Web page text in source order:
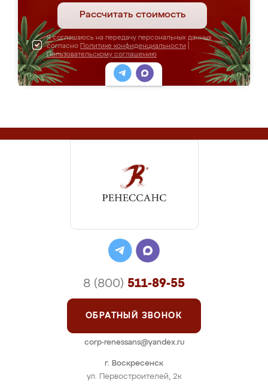
Рассчитать стоимость
Я соглашаюсь на передачу персональных данных
согласно Политике конфиденциальности
Пользовательскому соглашению
г. Воскресенск
ул. Первостроителей, 2к
8 (800) 511-89-55
ОБРАТНЫЙ ЗВОНОК
corp-renessans@yandex.ru